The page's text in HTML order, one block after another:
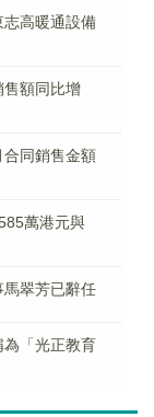
高暖通設備
額同比增
同銷售金額
萬港元與
翠芳已辭任
「光正教育